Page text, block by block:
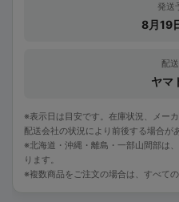
発送
8月19
配
ヤマ
※表示日は目安です。在庫状況、メー
配送会社の状況により前後する場合が
※北海道・沖縄・離島・一部山間部は
ります。
※複数商品をご注文の場合は、すべて